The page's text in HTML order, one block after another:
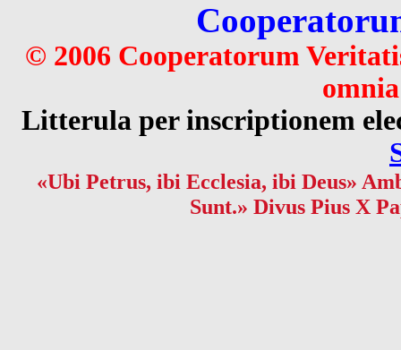
© 2006 Cooperatorum
Litterula per inscriptionem
«Ubi Petrus, ibi Ecclesia, ibi Deus»
Sunt.» Divus Pius X